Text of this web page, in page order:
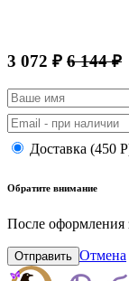
3 072 ₽ 6 144 ₽
Доставка (450
Обратите внимание
После оформления
Отправить Отмена